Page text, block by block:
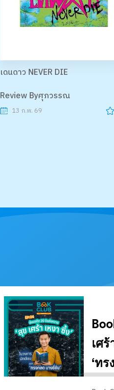
เดนดาว NEVER DIE
Review Byศุภวรรณ
13 ก.พ. 69